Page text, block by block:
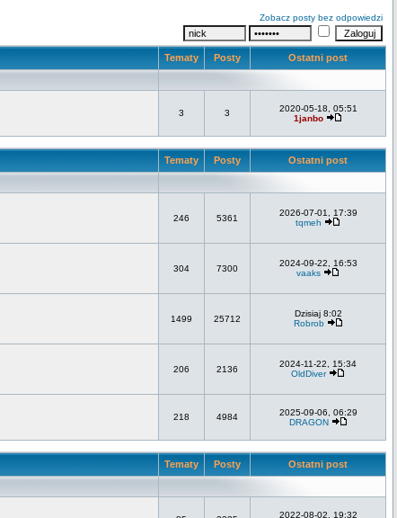
Zobacz posty bez odpowiedzi
Tematy Posty Ostatni post
3 3
2020-05-18, 05:51
1janbo
Tematy Posty Ostatni post
246 5361
2026-07-01, 17:39
tqmeh
304 7300
2024-09-22, 16:53
vaaks
1499 25712
Dzisiaj 8:02
Robrob
206 2136
2024-11-22, 15:34
OldDiver
218 4984
2025-09-06, 06:29
DRAGON
Tematy Posty Ostatni post
2022-08-02, 19:32